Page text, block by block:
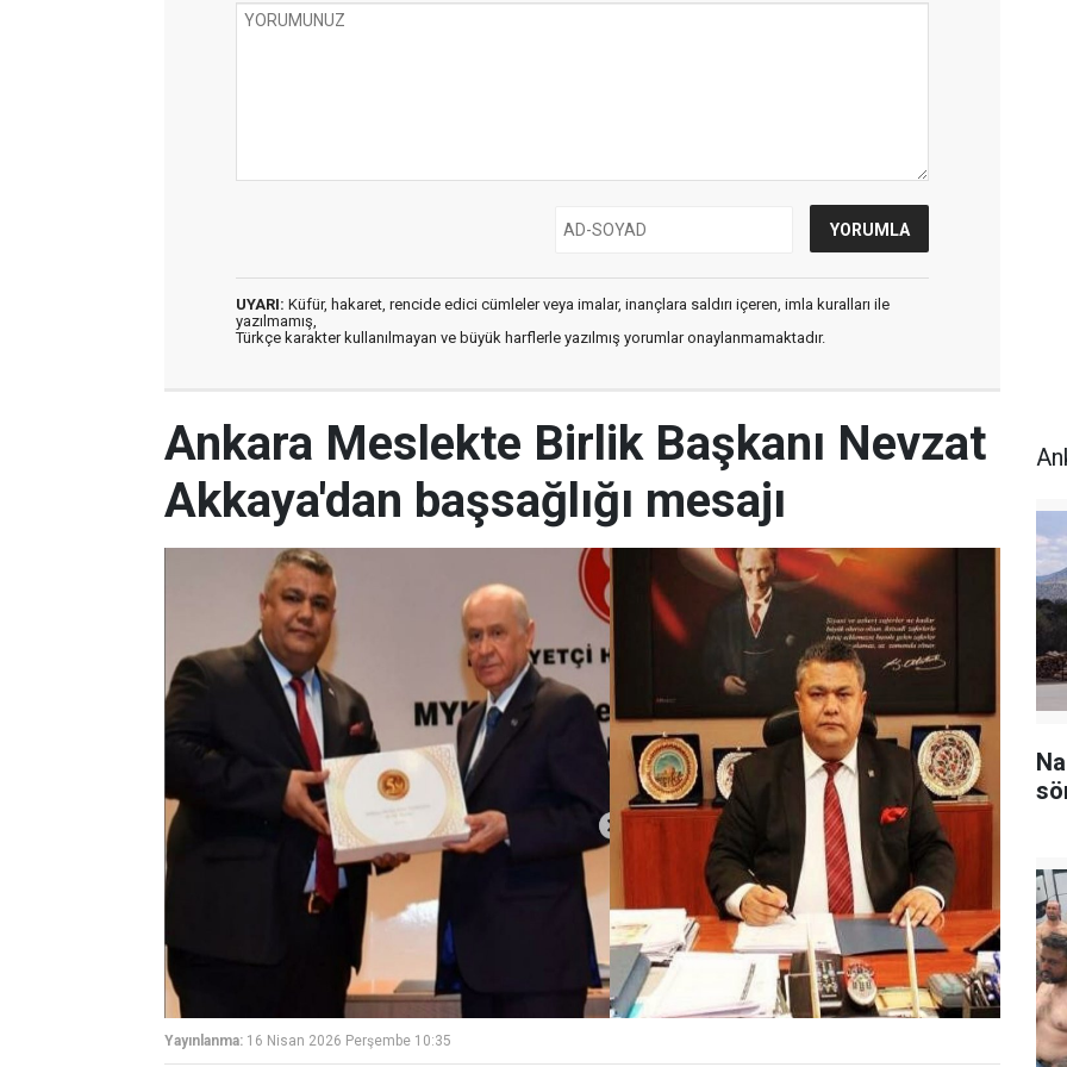
UYARI: Küfür, hakaret, rencide edici cümleler veya imalar, inançlara saldırı içeren, imla kuralları ile
yazılmamış,
Türkçe karakter kullanılmayan ve büyük harflerle yazılmış yorumlar onaylanmamaktadır.
Ankara Meslekte Birlik Başkanı Nevzat
Akkaya'dan başsağlığı mesajı
Yayınlanma: 16 Nisan 2026 Perşembe 10:35